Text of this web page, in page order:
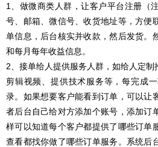
1、做微商类人群，让客户平台注册（
号、邮箱、微信号、收货地址等，方便
单信息，后台核实并收款，然后发货。
和每月每年收益信息。
2、接单给人提供服务人群，如给人定
剪辑视频、提供技术服务等，每完成
录。如果想要客户能看到订单，可以让
者后台自己给对方添加个账号，添加订
样可以知道每个客户都提供了哪些订单
查看都找你做了哪些订单服务。系统后